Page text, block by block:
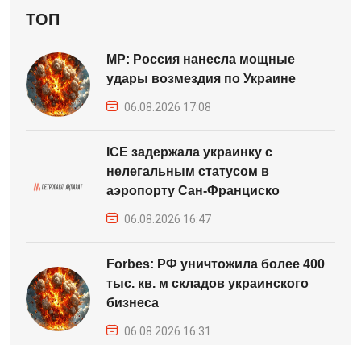
ТОП
MP: Россия нанесла мощные
удары возмездия по Украине
06.08.2026 17:08
ICE задержала украинку с
нелегальным статусом в
аэропорту Сан-Франциско
06.08.2026 16:47
Forbes: РФ уничтожила более 400
тыс. кв. м складов украинского
бизнеса
06.08.2026 16:31